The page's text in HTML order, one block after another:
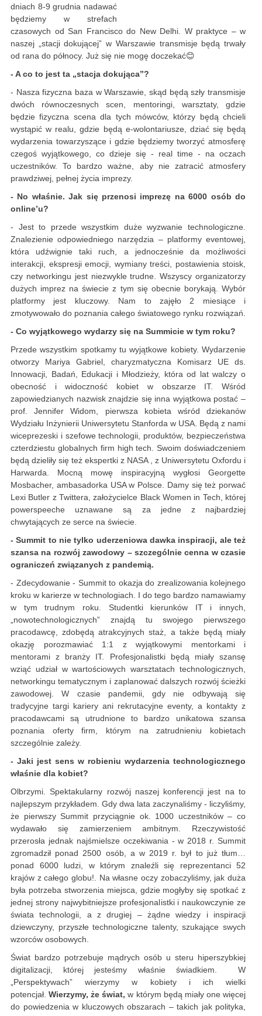
dniach 8-9 grudnia nadawać
będziemy w strefach
czasowych od San Francisco do New Delhi. W praktyce – w
naszej „stacji dokującej” w Warszawie transmisje będą trwały
od rana do północy. Już się nie mogę doczekać😊
- A co to jest ta „stacja dokująca”?
- Nasza fizyczna baza w Warszawie, skąd będą szły transmisje
dwóch równoczesnych scen, mentoringi, warsztaty, gdzie
będzie fizyczna scena dla tych mówców, którzy będą chcieli
wystąpić w realu, gdzie będą e-wolontariusze, dziać się będą
wydarzenia towarzyszące i gdzie będziemy tworzyć atmosferę
czegoś wyjątkowego, co dzieje się - real time - na oczach
uczestników. To bardzo ważne, aby nie zatracić atmosfery
prawdziwej, pełnej życia imprezy.
- No właśnie. Jak się przenosi imprezę na 6000 osób do
online’u?
- Jest to przede wszystkim duże wyzwanie technologiczne.
Znalezienie odpowiedniego narzędzia – platformy eventowej,
która udźwignie taki ruch, a jednocześnie da możliwości
interakcji, ekspresji emocji, wymiany treści, postawienia stoisk,
czy networkingu jest niezwykle trudne. Wszyscy organizatorzy
dużych imprez na świecie z tym się obecnie borykają. Wybór
platformy jest kluczowy. Nam to zajęło 2 miesiące i
zmotywowało do poznania całego światowego rynku rozwiązań.
- Co wyjątkowego wydarzy się na Summicie w tym roku?
Przede wszystkim spotkamy tu wyjątkowe kobiety. Wydarzenie
otworzy Mariya Gabriel, charyzmatyczna Komisarz UE ds.
Innowacji, Badań, Edukacji i Młodzieży, która od lat walczy o
obecność i widoczność kobiet w obszarze IT. Wśród
zapowiedzianych nazwisk znajdzie się inna wyjątkowa postać –
prof. Jennifer Widom, pierwsza kobieta wśród dziekanów
Wydziału Inżynierii Uniwersytetu Stanforda w USA. Będą z nami
wiceprezeski i szefowe technologii, produktów, bezpieczeństwa
czterdziestu globalnych firm high tech. Swoim doświadczeniem
będą dzieliły się też ekspertki z NASA , z Uniwersytetu Oxfordu i
Harwarda. Mocną mowę inspiracyjną wygłosi Georgette
Mosbacher, ambasadorka USA w Polsce. Damy się też porwać
Lexi Butler z Twittera, założycielce Black Women in Tech, której
powerspeeche uznawane są za jedne z najbardziej
chwytających ze serce na świecie.
- Summit to nie tylko uderzeniowa dawka inspiracji, ale też
szansa na rozwój zawodowy – szczególnie cenna w czasie
ograniczeń związanych z pandemią.
- Zdecydowanie - Summit to okazja do zrealizowania kolejnego
kroku w karierze w technologiach. I do tego bardzo namawiamy
w tym trudnym roku. Studentki kierunków IT i innych,
„nowotechnologicznych” znajdą tu swojego pierwszego
pracodawcę, zdobędą atrakcyjnych staż, a także będą miały
okazję porozmawiać 1:1 z wyjątkowymi mentorkami i
mentorami z branży IT. Profesjonalistki będą miały szansę
wziąć udział w wartościowych warsztatach technologicznych,
networkingu tematycznym i zaplanować dalszych rozwój ścieżki
zawodowej. W czasie pandemii, gdy nie odbywają się
tradycyjne targi kariery ani rekrutacyjne eventy, a kontakty z
pracodawcami są utrudnione to bardzo unikatowa szansa
poznania oferty firm, którym na zatrudnieniu kobietach
szczególnie zależy.
- Jaki jest sens w robieniu wydarzenia technologicznego
właśnie dla kobiet?
Olbrzymi. Spektakularny rozwój naszej konferencji jest na to
najlepszym przykładem. Gdy dwa lata zaczynaliśmy - liczyliśmy,
że pierwszy Summit przyciągnie ok. 1000 uczestników – co
wydawało się zamierzeniem ambitnym. Rzeczywistość
przerosła jednak najśmielsze oczekiwania - w 2018 r. Summit
zgromadził ponad 2500 osób, a w 2019 r. był to już tłum…
ponad 6000 ludzi, w którym znaleźli się reprezentanci 52
krajów z całego globu!. Na własne oczy zobaczyliśmy, jak duża
była potrzeba stworzenia miejsca, gdzie mogłyby się spotkać z
jednej strony najwybitniejsze profesjonalistki i naukowczynie ze
świata technologii, a z drugiej – żądne wiedzy i inspiracji
dziewczyny, przyszłe technologiczne talenty, szukające swych
wzorców osobowych.
Świat bardzo potrzebuje mądrych osób u steru hiperszybkiej
digitalizacji, której jesteśmy właśnie świadkiem. W
„Perspektywach” wierzymy w kobiety i ich wielki
potencjał.Wierzymy, że świat, w którym będą miały one więcej
do powiedzenia w kluczowych obszarach – takich jak polityka,